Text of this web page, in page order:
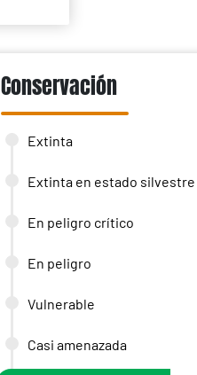
Conservación
Extinta
Extinta en estado silvestre
En peligro crítico
En peligro
Vulnerable
Casi amenazada